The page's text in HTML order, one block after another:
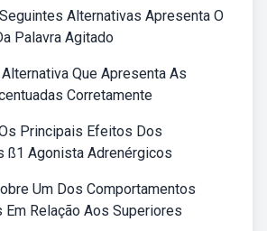
Alternativas Apresenta O
Palavra Agitado
Que Apresenta As
Corretamente
Principais Efeitos Dos
ß1 Agonista Adrenérgicos
Um Dos Comportamentos
Em Relação Aos Superiores